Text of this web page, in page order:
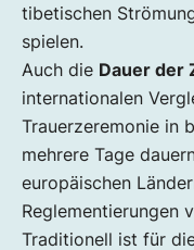
tibetischen
spielen.
Auch die Dauer der
internationalen
Trauerzeremonie in
mehrere Tage
europäischen
Reglementierungen
Traditionell ist für